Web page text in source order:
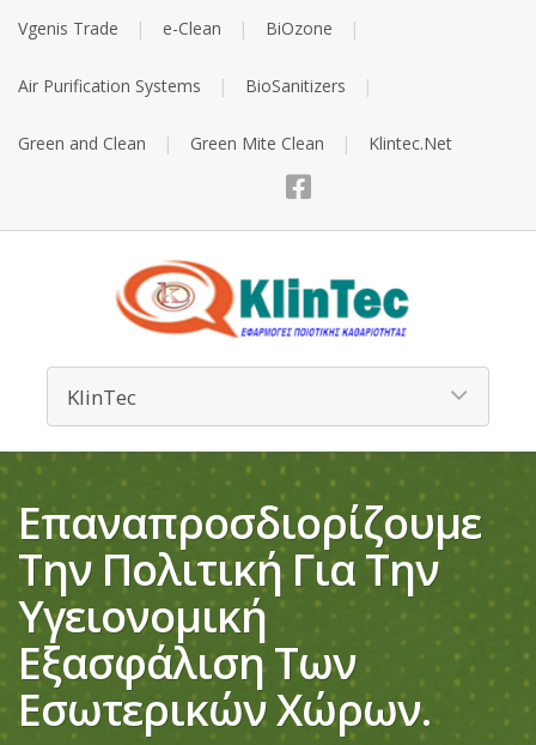
Vgenis Trade e-Clean BiOzone
Air Purification Systems BioSanitizers
Green and Clean Green Mite Clean Klintec.Net
Επαναπροσδιορίζουμε
Την Πολιτική Για Την
Υγειονομική
Εξασφάλιση Των
Εσωτερικών Χώρων.